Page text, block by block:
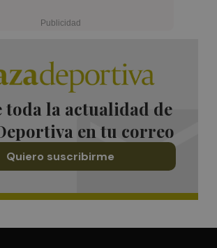
toda la actualidad de
en tu correo
Quiero suscribirme